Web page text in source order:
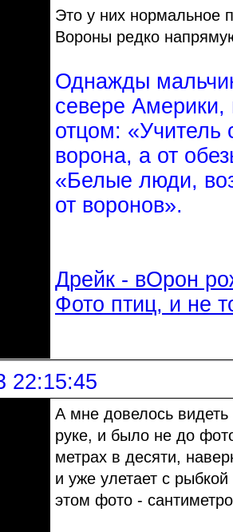
Это у них нормальное
Вороны редко
Однажды
севере
отцом: «Учитель
ворона, а от
«Белые люди,
от воронов».
Дрейк - вОрон
Фото птиц, и не
22:15:45
А мне довелось
руке, и было не до
метрах в десяти,
и уже улетает с
этом фото -